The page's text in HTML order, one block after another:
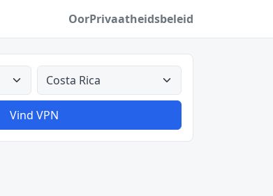
OorPrivaatheidsbeleid
Alle lande
Vind VPN